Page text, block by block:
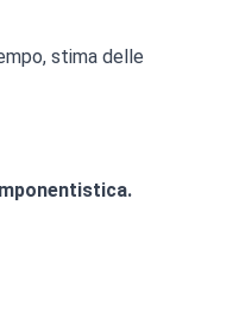
stima delle